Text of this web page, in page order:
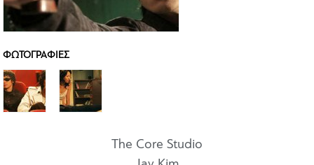
ΦΩΤΟΓΡΑΦΙΕΣ
The Core Studio